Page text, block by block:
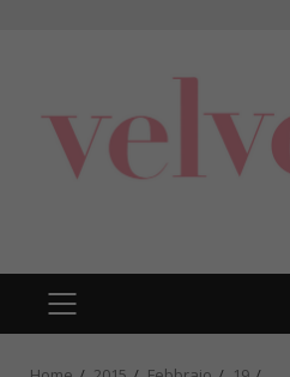
PRIMARY
MENU